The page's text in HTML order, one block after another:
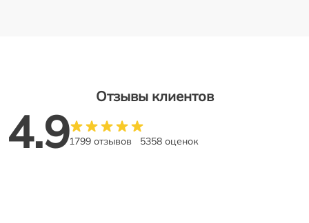
Отзывы клиентов
4.91799 отзывов 5358 оценок